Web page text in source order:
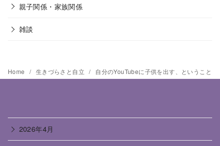
親子関係・家族関係
雑談
Home 生きづらさと自立 自分のYouTubeに子供を出す、ということ
2026年4月